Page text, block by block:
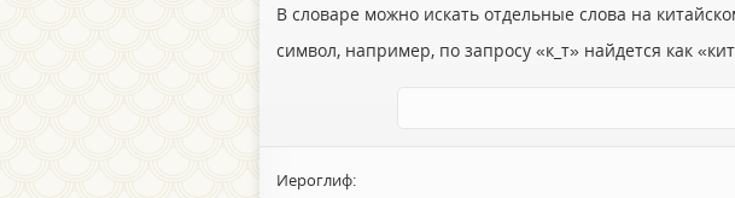
В словаре можно искать отдельные слова на
символ, например, по запросу «к_т» найдется как
Иероглиф: